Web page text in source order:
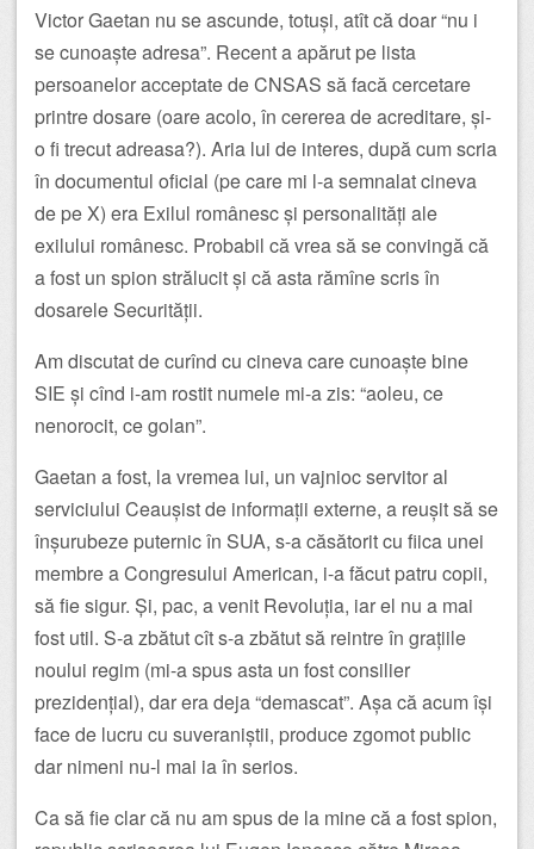
Victor Gaetan nu se ascunde, totuși, atît că doar “nu i
se cunoaște adresa”. Recent a apărut pe lista
persoanelor acceptate de CNSAS să facă cercetare
printre dosare (oare acolo, în cererea de acreditare, și-
o fi trecut adreasa?). Aria lui de interes, după cum scria
în documentul oficial (pe care mi l-a semnalat cineva
de pe X) era Exilul românesc și personalități ale
exilului românesc. Probabil că vrea să se convingă că
a fost un spion strălucit și că asta rămîne scris în
dosarele Securității.
Am discutat de curînd cu cineva care cunoaște bine
SIE și cînd i-am rostit numele mi-a zis: “aoleu, ce
nenorocit, ce golan”.
Gaetan a fost, la vremea lui, un vajnioc servitor al
serviciului Ceaușist de informații externe, a reușit să se
înșurubeze puternic în SUA, s-a căsătorit cu fiica unei
membre a Congresului American, i-a făcut patru copii,
să fie sigur. Și, pac, a venit Revoluția, iar el nu a mai
fost util. S-a zbătut cît s-a zbătut să reintre în grațiile
noului regim (mi-a spus asta un fost consilier
prezidențial), dar era deja “demascat”. Așa că acum își
face de lucru cu suveraniștii, produce zgomot public
dar nimeni nu-l mai ia în serios.
Ca să fie clar că nu am spus de la mine că a fost spion,